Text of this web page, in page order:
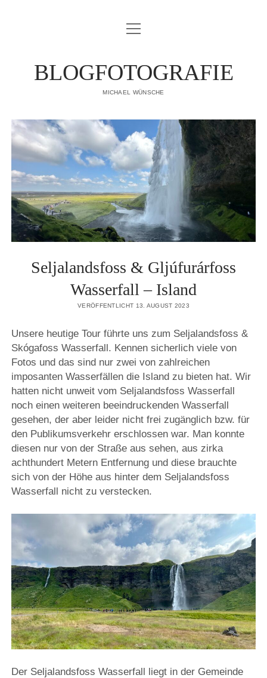
IMPRESSUM
Menü
öffnen
BLOGFOTOGRAFIE
MICHAEL WÜNSCHE
Seljalandsfoss & Gljúfurárfoss
Wasserfall – Island
VERÖFFENTLICHT 13. AUGUST 2023
Unsere heutige Tour führte uns zum Seljalandsfoss &
Skógafoss Wasserfall. Kennen sicherlich viele von
Fotos und das sind nur zwei von zahlreichen
imposanten Wasserfällen die Island zu bieten hat. Wir
hatten nicht unweit vom Seljalandsfoss Wasserfall
noch einen weiteren beeindruckenden Wasserfall
gesehen, der aber leider nicht frei zugänglich bzw. für
den Publikumsverkehr erschlossen war. Man konnte
diesen nur von der Straße aus sehen, aus zirka
achthundert Metern Entfernung und diese brauchte
sich von der Höhe aus hinter dem Seljalandsfoss
Wasserfall nicht zu verstecken.
Der Seljalandsfoss Wasserfall liegt in der Gemeinde